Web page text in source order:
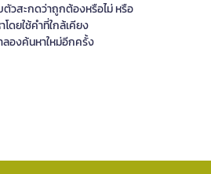
วสะกดว่าถูกต้องหรือไม่ หรือ
โดยใช้คำที่ใกล้เคียง
องค้นหาใหม่อีกครั้ง